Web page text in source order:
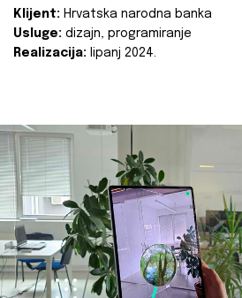
Klijent: Hrvatska narodna banka
Usluge: dizajn, programiranje
Realizacija: lipanj 2024.